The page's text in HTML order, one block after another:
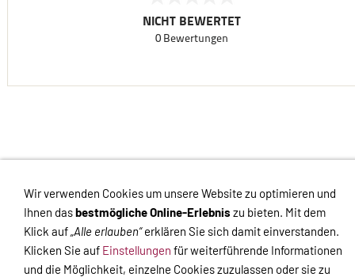
VERTRAG WIDERRUFEN
LinksKontaktImpressumDatenschutz AGB
Haftungsausschluss
Hilfe Versand Widerrufsrecht Zahlung Cookies
Widerrufsformular
Impressum-Datenschutzerklärung-Kontakt-Versand-
Wir verwenden Cookies um unsere Website zu optimieren und
Ihnen dasbestmögliche Online-Erlebnis zu bieten. Mit dem
Klick auf„Alle erlauben“erklären Sie sich damit einverstanden.
Klicken Sie auf Einstellungen für weiterführende Informationen
und die Möglichkeit, einzelne Cookies zuzulassen oder sie zu